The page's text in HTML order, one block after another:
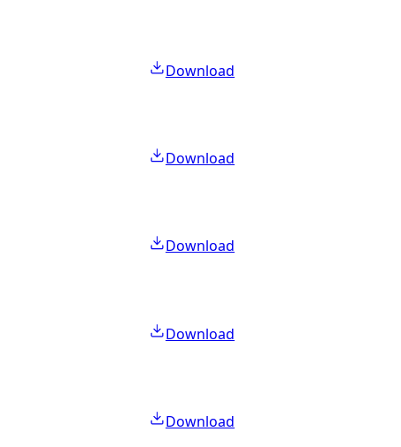
Download
Download
Download
Download
Download